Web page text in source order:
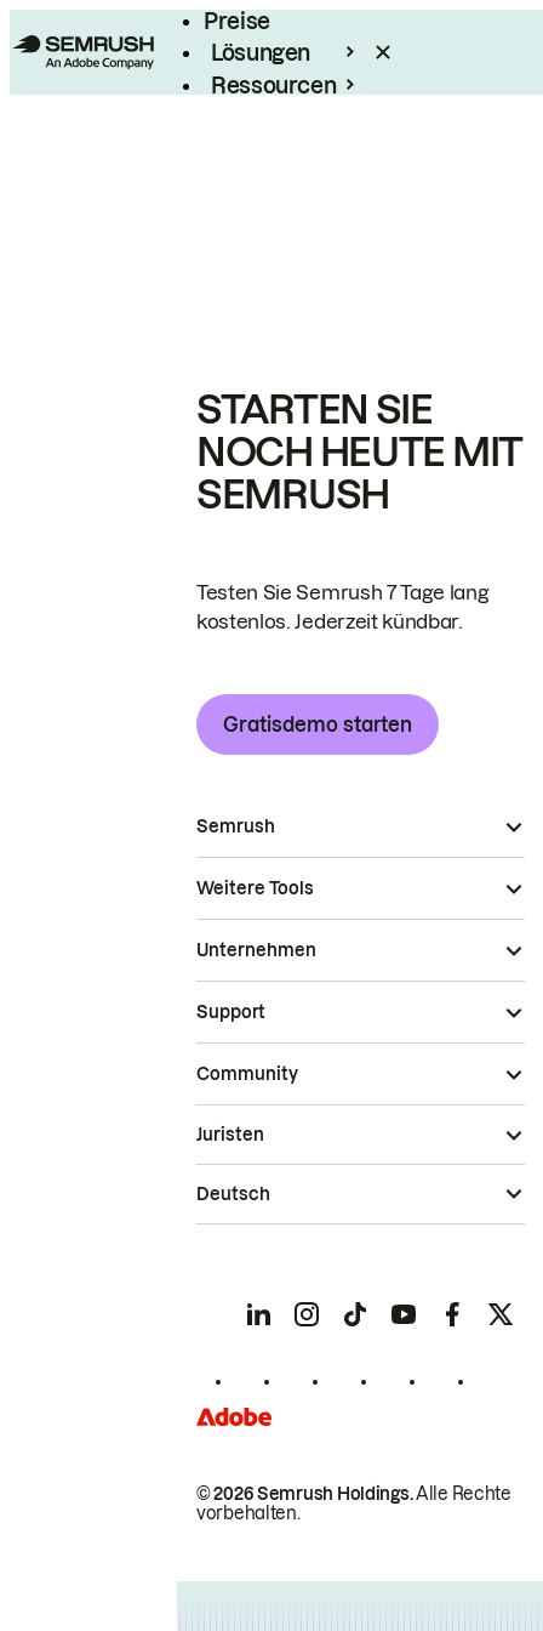
Preise
Lösungen
Ressourcen
STARTEN SIE
NOCH HEUTE MIT
SEMRUSH
Testen Sie Semrush 7 Tage lang
kostenlos. Jederzeit kündbar.
Gratisdemo starten
Semrush
Weitere Tools
Unternehmen
Support
Community
© 2026 Semrush Holdings.Alle Rechte
vorbehalten.
Juristen
Deutsch